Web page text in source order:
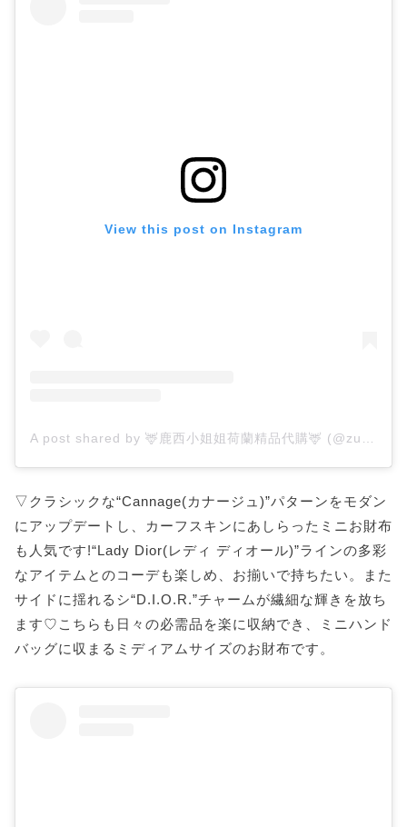
View this post on Instagram
▽クラシックな“Cannage(カナージュ)”パターンをモダン
にアップデートし、カーフスキンにあしらったミニお財布
も人気です!“Lady Dior(レディ ディオール)”ラインの多彩
なアイテムとのコーデも楽しめ、お揃いで持ちたい。また
サイドに揺れるシ“D.I.O.R.”チャームが繊細な輝きを放ち
ます♡こちらも日々の必需品を楽に収納でき、ミニハンド
バッグに収まるミディアムサイズのお財布です。